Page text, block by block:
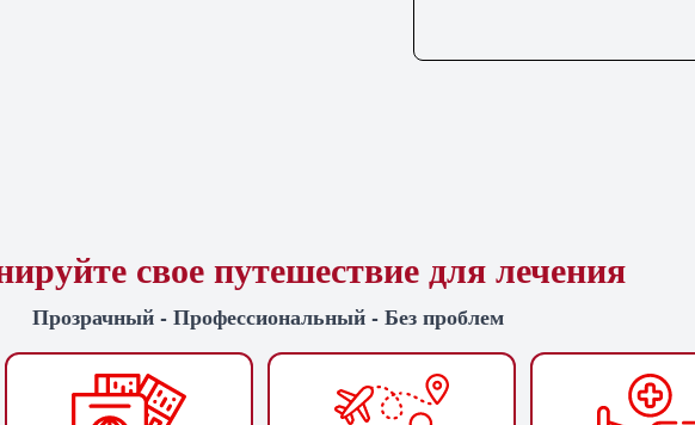
свое путешествие для лечения
Прозрачный - Профессиональный - Без проблем